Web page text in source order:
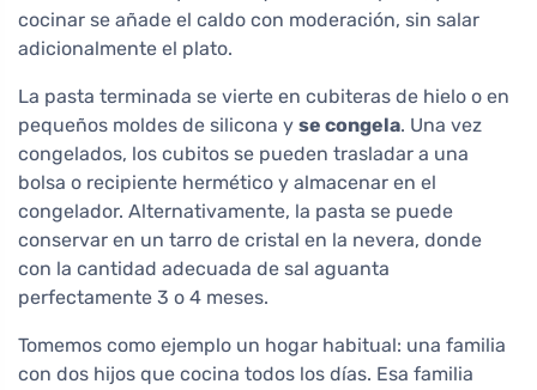
cocinar se añade el caldo con moderación, sin salar
adicionalmente el plato.
La pasta terminada se vierte en cubiteras de hielo o en
pequeños moldes de silicona y se congela. Una vez
congelados, los cubitos se pueden trasladar a una
bolsa o recipiente hermético y almacenar en el
congelador. Alternativamente, la pasta se puede
conservar en un tarro de cristal en la nevera, donde
con la cantidad adecuada de sal aguanta
perfectamente 3 o 4 meses.
Tomemos como ejemplo un hogar habitual: una familia
con dos hijos que cocina todos los días. Esa familia